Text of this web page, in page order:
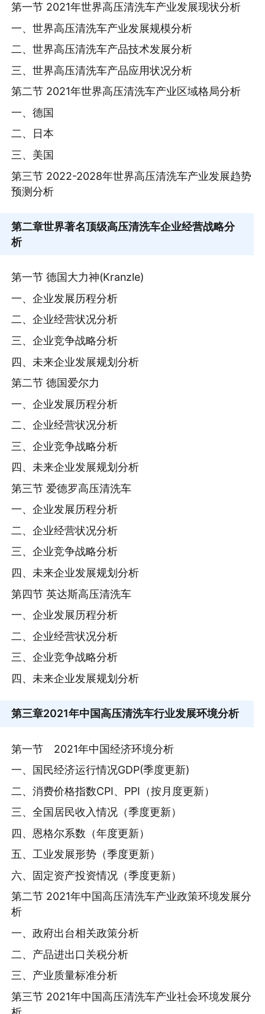
第一节 2021年世界高压清洗车产业发展现状分析
一、世界高压清洗车产业发展规模分析
二、世界高压清洗车产品技术发展分析
三、世界高压清洗车产品应用状况分析
第二节 2021年世界高压清洗车产业区域格局分析
一、德国
二、日本
三、美国
第三节 2022-2028年世界高压清洗车产业发展趋势
预测分析
第二章世界著名顶级高压清洗车企业经营战略分
析
第一节 德国大力神(Kranzle)
一、企业发展历程分析
二、企业经营状况分析
三、企业竞争战略分析
四、未来企业发展规划分析
第二节 德国爱尔力
一、企业发展历程分析
二、企业经营状况分析
三、企业竞争战略分析
四、未来企业发展规划分析
第三节 爱德罗高压清洗车
一、企业发展历程分析
二、企业经营状况分析
三、企业竞争战略分析
四、未来企业发展规划分析
第四节 英达斯高压清洗车
一、企业发展历程分析
二、企业经营状况分析
三、企业竞争战略分析
四、未来企业发展规划分析
第三章2021年中国高压清洗车行业发展环境分析
第一节 2021年中国经济环境分析
一、国民经济运行情况GDP(季度更新)
二、消费价格指数CPI、PPI（按月度更新）
三、全国居民收入情况（季度更新）
四、恩格尔系数（年度更新）
五、工业发展形势（季度更新）
六、固定资产投资情况（季度更新）
第二节 2021年中国高压清洗车产业政策环境发展分
析
一、政府出台相关政策分析
二、产品进出口关税分析
三、产业质量标准分析
第三节 2021年中国高压清洗车产业社会环境发展分